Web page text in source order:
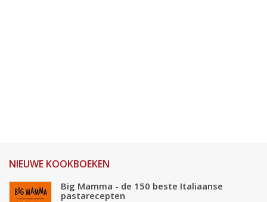
NIEUWE KOOKBOEKEN
Big Mamma - de 150 beste Italiaanse
pastarecepten